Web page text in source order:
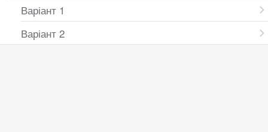
Варіант 1
Варіант 2